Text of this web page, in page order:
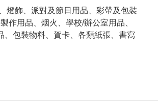
燈飾、派對及節日用品、彩帶及包裝
作用品、烟火、學校/辦公室用品、
包裝物料、賀卡、各類紙張、書寫